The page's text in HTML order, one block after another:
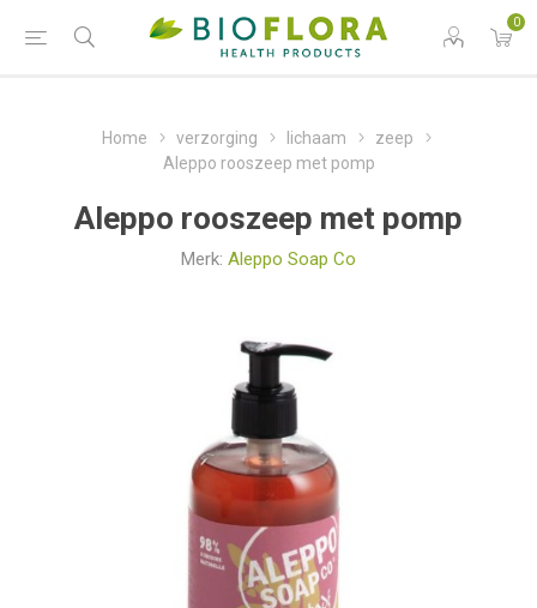
0
Home verzorging lichaam
zeep
Aleppo rooszeep met pomp
Aleppo rooszeep met pomp
Merk: Aleppo Soap Co